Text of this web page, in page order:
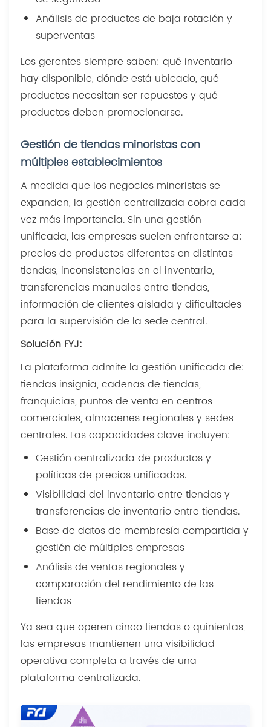
Análisis de productos de baja rotación y
superventas
Los gerentes siempre saben: qué inventario
hay disponible, dónde está ubicado, qué
productos necesitan ser repuestos y qué
productos deben promocionarse.
Gestión de tiendas minoristas con
múltiples establecimientos
A medida que los negocios minoristas se
expanden, la gestión centralizada cobra cada
vez más importancia. Sin una gestión
unificada, las empresas suelen enfrentarse a:
precios de productos diferentes en distintas
tiendas, inconsistencias en el inventario,
transferencias manuales entre tiendas,
información de clientes aislada y dificultades
para la supervisión de la sede central.
Solución FYJ:
La plataforma admite la gestión unificada de:
tiendas insignia, cadenas de tiendas,
franquicias, puntos de venta en centros
comerciales, almacenes regionales y sedes
centrales. Las capacidades clave incluyen:
Gestión centralizada de productos y
políticas de precios unificadas.
Visibilidad del inventario entre tiendas y
transferencias de inventario entre tiendas.
Base de datos de membresía compartida y
gestión de múltiples empresas
Análisis de ventas regionales y
comparación del rendimiento de las
tiendas
Ya sea que operen cinco tiendas o quinientas,
las empresas mantienen una visibilidad
operativa completa a través de una
plataforma centralizada.